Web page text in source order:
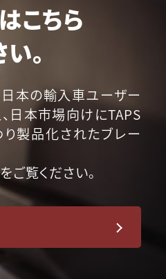
こちら
。
本の輸入車ユーザー
日本市場向けにTAPS
製品化されたブレー
ご覧ください。